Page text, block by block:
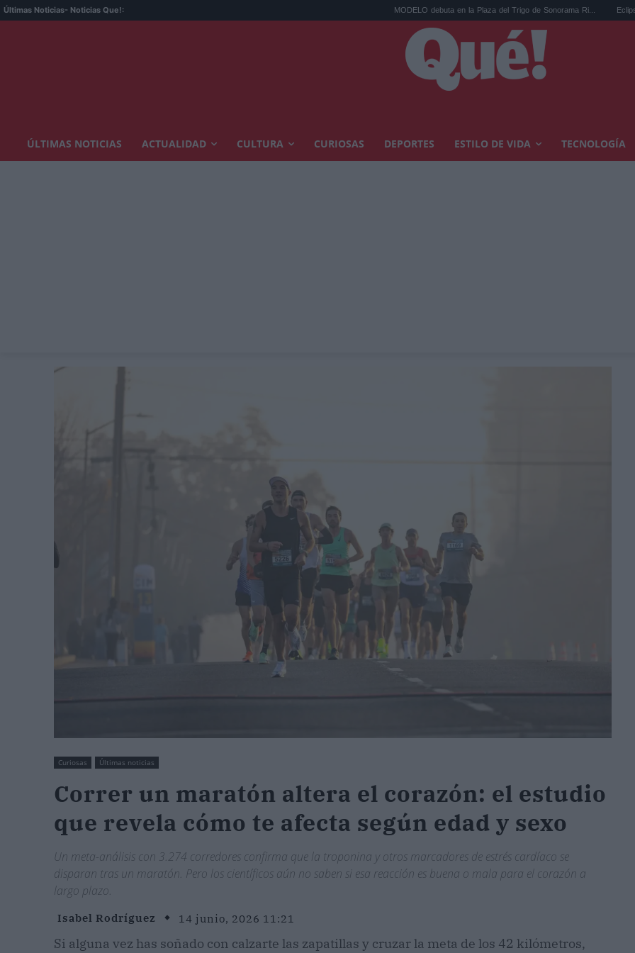
Últimas Noticias- Noticias Que!: MODELO debuta en la Plaza del Trigo de Sonorama Ri... Eclipse solar en
ÚLTIMAS NOTICIAS ACTUALIDAD CULTURA CURIOSAS DEPORTES ESTILO DE VIDA TECNOLOGÍA
Curiosas Últimas noticias
Correr un maratón altera el corazón: el estudio
que revela cómo te afecta según edad y sexo
Un meta-análisis con 3.274 corredores confirma que la troponina y otros marcadores de estrés cardíaco se
disparan tras un maratón. Pero los científicos aún no saben si esa reacción es buena o mala para el corazón a
largo plazo.
Isabel Rodríguez 14 junio, 2026 11:21
Si alguna vez has soñado con calzarte las zapatillas y cruzar la meta de los 42 kilómetros,